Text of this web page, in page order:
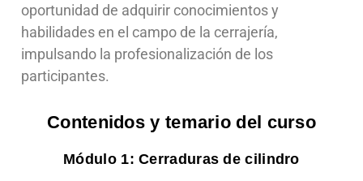
oportunidad de adquirir conocimientos y
habilidades en el campo de la cerrajería,
impulsando la profesionalización de los
participantes.
Contenidos y temario del curso
Módulo 1: Cerraduras de cilindro